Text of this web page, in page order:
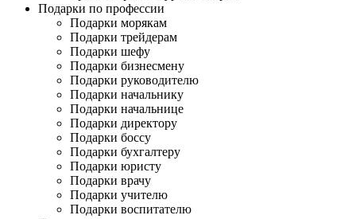
Подарки по профессии
Подарки морякам
Подарки трейдерам
Подарки шефу
Подарки бизнесмену
Подарки руководителю
Подарки начальнику
Подарки начальнице
Подарки директору
Подарки боссу
Подарки бухгалтеру
Подарки юристу
Подарки врачу
Подарки учителю
Подарки воспитателю